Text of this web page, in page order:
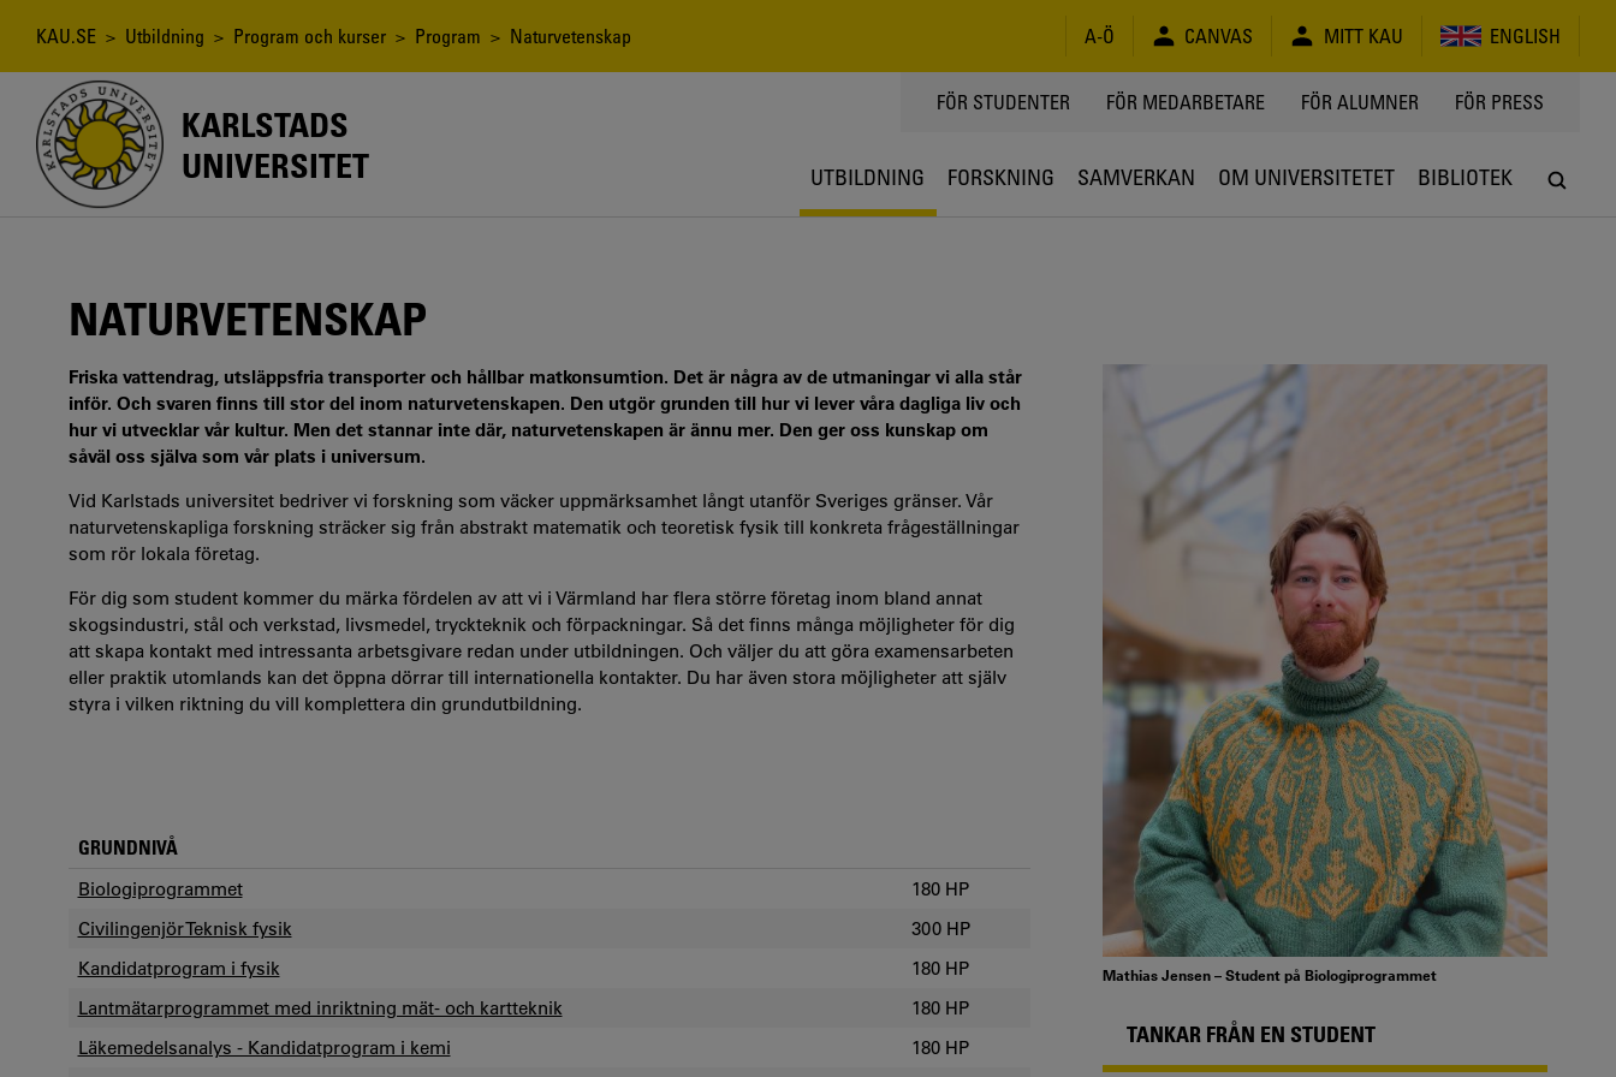
Länkstig
KAU.SE > Utbildning > Program och kurser > Program > Naturvetenskap A-Ö CANVAS MITT KAU ENGLISH
KARLSTADS
UNIVERSITET
TOPPMENY
FÖR STUDENTER FÖR MEDARBETARE FÖR ALUMNER FÖR PRESS
UTBILDNING FORSKNING SAMVERKAN OM UNIVERSITETET BIBLIOTEK
NATURVETENSKAP
Friska vattendrag, utsläppsfria transporter och hållbar matkonsumtion. Det är några av de utmaningar vi alla står
inför. Och svaren finns till stor del inom naturvetenskapen. Den utgör grunden till hur vi lever våra dagliga liv och
hur vi utvecklar vår kultur. Men det stannar inte där, naturvetenskapen är ännu mer. Den ger oss kunskap om
såväl oss själva som vår plats i universum.
Vid Karlstads universitet bedriver vi forskning som väcker uppmärksamhet långt utanför Sveriges gränser. Vår
naturvetenskapliga forskning sträcker sig från abstrakt matematik och teoretisk fysik till konkreta frågeställningar
som rör lokala företag.
För dig som student kommer du märka fördelen av att vi i Värmland har flera större företag inom bland annat
skogsindustri, stål och verkstad, livsmedel, tryckteknik och förpackningar. Så det finns många möjligheter för dig
att skapa kontakt med intressanta arbetsgivare redan under utbildningen. Och väljer du att göra examensarbeten
eller praktik utomlands kan det öppna dörrar till internationella kontakter. Du har även stora möjligheter att själv
styra i vilken riktning du vill komplettera din grundutbildning.
GRUNDNIVÅ
Biologiprogrammet
180 HP
Civilingenjör Teknisk fysik
300 HP
Kandidatprogram i fysik
180 HP
Lantmätarprogrammet med inriktning mät- och kartteknik
180 HP
Läkemedelsanalys - Kandidatprogram i kemi
180 HP
Mathias Jensen – Student på Biologiprogrammet
TANKAR FRÅN EN STUDENT